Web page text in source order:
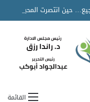
أ. د. فايد محمد سعيد يكتب: شهداء الرجيع… حين انتصرت المحبة على الموت
القائمة